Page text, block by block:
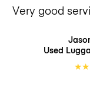
Very good
Used
★★